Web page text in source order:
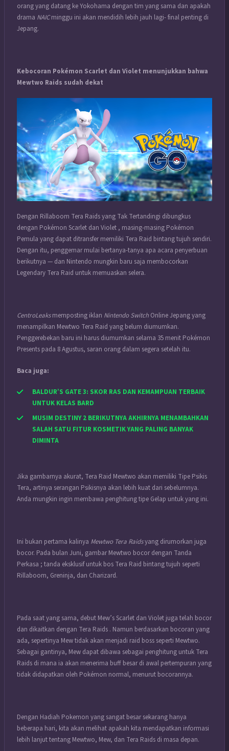
orang yang datang ke Yokohama dengan tim yang sama dan apakah
drama NAICminggu ini akan mendidih lebih jauh lagi- final penting di
Jepang.
Kebocoran Pokémon Scarlet dan Violet menunjukkan bahwa
Mewtwo Raids sudah dekat
Dengan Rillaboom Tera Raids yang Tak Tertandingi dibungkus
dengan Pokémon Scarlet dan Violet , masing-masing Pokémon
Pemula yang dapat ditransfer memiliki Tera Raid bintang tujuh sendiri.
Dengan itu, penggemar mulai bertanya-tanya apa acara penyerbuan
berikutnya — dan Nintendo mungkin baru saja membocorkan
Legendary Tera Raid untuk memuaskan selera.
CentroLeaksmemposting iklan Nintendo Switch Online Jepang yang
menampilkan Mewtwo Tera Raid yang belum diumumkan.
Penggerebekan baru ini harus diumumkan selama 35 menit Pokémon
Presents pada 8 Agustus, saran orang dalam segera setelah itu.
Baca juga:
BALDUR’S GATE 3: SKOR RAS DAN KEMAMPUAN TERBAIK
UNTUK KELAS BARD
MUSIM DESTINY 2 BERIKUTNYA AKHIRNYA MENAMBAHKAN
SALAH SATU FITUR KOSMETIK YANG PALING BANYAK
DIMINTA
Jika gambarnya akurat, Tera Raid Mewtwo akan memiliki Tipe Psikis
Tera, artinya serangan Psikisnya akan lebih kuat dari sebelumnya.
Anda mungkin ingin membawa penghitung tipe Gelap untuk yang ini.
Ini bukan pertama kalinya Mewtwo Tera Raidsyang dirumorkan juga
bocor. Pada bulan Juni, gambar Mewtwo bocor dengan Tanda
Perkasa ; tanda eksklusif untuk bos Tera Raid bintang tujuh seperti
Rillaboom, Greninja, dan Charizard.
Pada saat yang sama, debut Mew’s Scarlet dan Violet juga telah bocor
dan dikaitkan dengan Tera Raids . Namun berdasarkan bocoran yang
ada, sepertinya Mew tidak akan menjadi raid boss seperti Mewtwo.
Sebagai gantinya, Mew dapat dibawa sebagai penghitung untuk Tera
Raids di mana ia akan menerima buff besar di awal pertempuran yang
tidak didapatkan oleh Pokémon normal, menurut bocorannya.
Dengan Hadiah Pokemon yang sangat besar sekarang hanya
beberapa hari, kita akan melihat apakah kita mendapatkan informasi
lebih lanjut tentang Mewtwo, Mew, dan Tera Raids di masa depan.